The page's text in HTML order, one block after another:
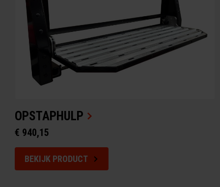
OPSTAPHULP
€ 940,15
BEKIJK PRODUCT